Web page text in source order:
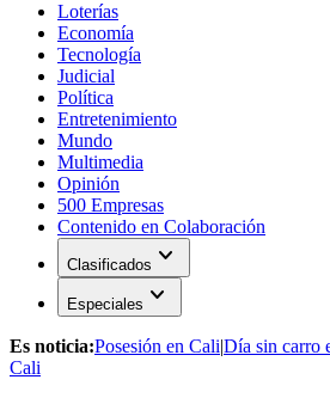
Loterías
Economía
Tecnología
Judicial
Política
Entretenimiento
Mundo
Multimedia
Opinión
500 Empresas
Contenido en Colaboración
Clasificados expand_more
Especiales expand_more
Es noticia:Posesión en Cali|Día sin carro
Cali